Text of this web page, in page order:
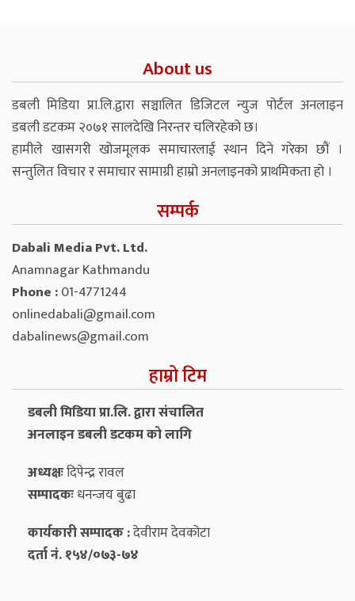
About us
डबली मिडिया प्रा.लि.द्वारा सञ्चालित डिजिटल न्युज पोर्टल अनलाइन
डबली डटकम २०७१ सालदेखि निरन्तर चलिरहेको छ।
हामीले खासगरी खोजमूलक समाचारलाई स्थान दिने गरेका छौं ।
सन्तुलित विचार र समाचार सामाग्री हाम्रो अनलाइनको प्राथमिकता हो ।
सम्पर्क
Dabali Media Pvt. Ltd.
Anamnagar Kathmandu
Phone :01-4771244
onlinedabali@gmail.com
dabalinews@gmail.com
हाम्रो टिम
डबली मिडिया प्रा.लि. द्वारा संचालित
अनलाइन डबली डटकम को लागि
अध्यक्षःदिपेन्द्र रावल
सम्पादकःधनन्‍जय बुढा
कार्यकारी सम्पादक :देवीराम देवकोटा
दर्ता नं. १५४/०७३-७४